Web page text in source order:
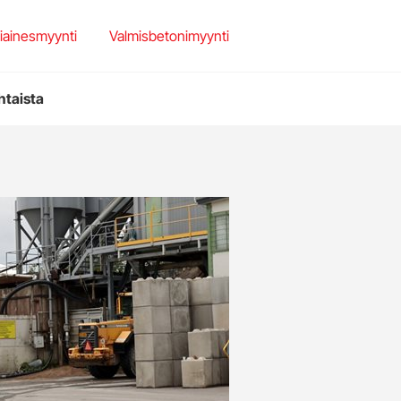
Valmisbetonimyynti